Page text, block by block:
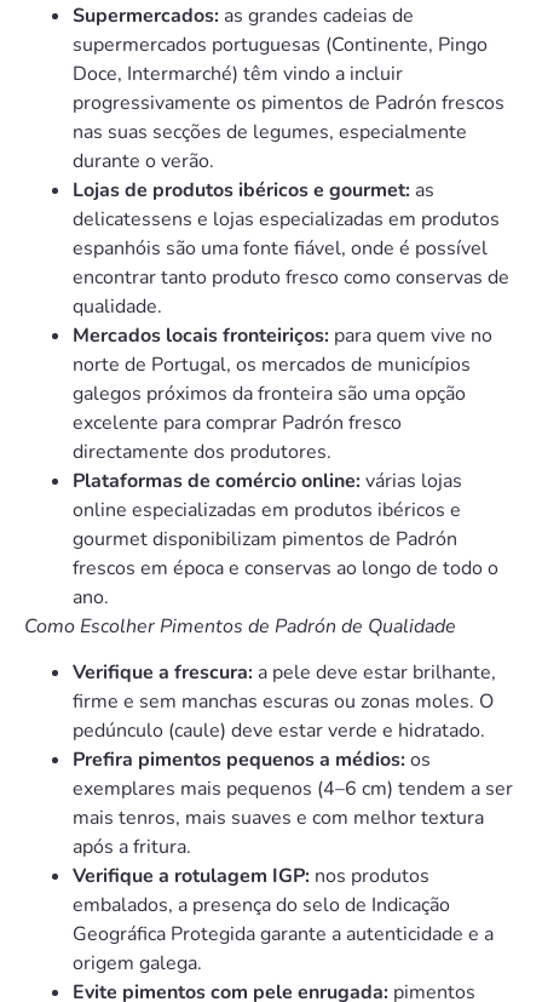
Supermercados: as grandes cadeias de
supermercados portuguesas (Continente, Pingo
Doce, Intermarché) têm vindo a incluir
progressivamente os pimentos de Padrón frescos
nas suas secções de legumes, especialmente
durante o verão.
Lojas de produtos ibéricos e gourmet: as
delicatessens e lojas especializadas em produtos
espanhóis são uma fonte fiável, onde é possível
encontrar tanto produto fresco como conservas de
qualidade.
Mercados locais fronteiriços: para quem vive no
norte de Portugal, os mercados de municípios
galegos próximos da fronteira são uma opção
excelente para comprar Padrón fresco
directamente dos produtores.
Plataformas de comércio online:várias lojas
online especializadas em produtos ibéricos e
gourmet disponibilizam pimentos de Padrón
frescos em época e conservas ao longo de todo o
ano.
Como Escolher Pimentos de Padrón de Qualidade
Verifique a frescura: a pele deve estar brilhante,
firme e sem manchas escuras ou zonas moles. O
pedúnculo (caule) deve estar verde e hidratado.
Prefira pimentos pequenos a médios:os
exemplares mais pequenos (4–6 cm) tendem a ser
mais tenros, mais suaves e com melhor textura
após a fritura.
Verifique a rotulagem IGP: nos produtos
embalados, a presença do selo de Indicação
Geográfica Protegida garante a autenticidade e a
origem galega.
Evite pimentos com pele enrugada: pimentos